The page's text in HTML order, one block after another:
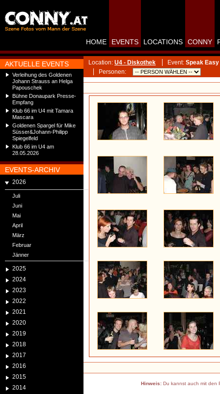
AKTUELLE EVENTS
Verleihung des Goldenen
Johann Strauss an Helga
Papouschek
Bühne Donaupark Presse-
Empfang
Klub 66 im U4 mit Tamara
Mascara
Goldenen Spargel für Mike
Süsser&Johann-Philipp
Spiegelfeld
Klub 66 im U4 am
28.05.2026
EVENTS-ARCHIV
2026
Juli
Juni
Mai
April
März
Februar
Jänner
2025
2024
2023
2022
2021
2020
2019
2018
2017
2016
2015
2014
HOME EVENTS LOCATIONS CONNY
Location: U4 - Diskothek Event: Speak
Personen:
Hinweis:Du kannst auch mit den